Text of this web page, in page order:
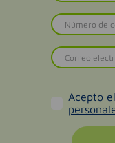
Acepto el